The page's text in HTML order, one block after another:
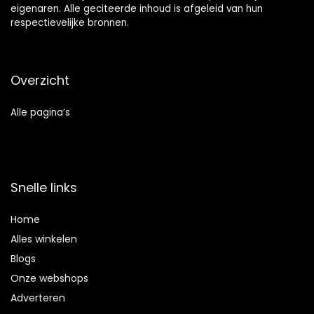
eigenaren. Alle geciteerde inhoud is afgeleid van hun
respectievelijke bronnen.
Overzicht
Alle pagina’s
Snelle links
Home
Alles winkelen
Blogs
Onze webshops
Adverteren